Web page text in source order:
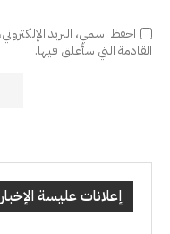
احفظ اسمي، البريد
القادمة التي سأعلق فيها.
إعلانات عليسة